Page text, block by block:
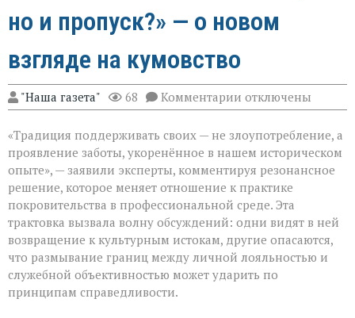
но и пропуск?» — о новом
взгляде на кумовство
"Наша газета" 68 Комментарии к
записи
не
только
но
и
пропуск?» — о
новом
взгляде
на
кумовство
отключены
«Традиция поддерживать своих — не злоупотребление, а
проявление заботы, укоренённое в нашем историческом
опыте», — заявили эксперты, комментируя резонансное
решение, которое меняет отношение к практике
покровительства в профессиональной среде. Эта
трактовка вызвала волну обсуждений: одни видят в ней
возвращение к культурным истокам, другие опасаются,
что размывание границ между личной лояльностью и
служебной объективностью может ударить по
принципам справедливости.